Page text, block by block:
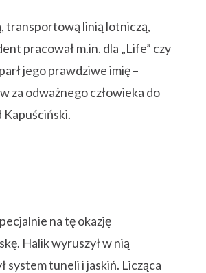
transportową linią lotniczą,
pracował m.in. dla „Life” czy
jego prawdziwe imię –
za odważnego człowieka do
Kapuściński.
na tę okazję
Halik wyruszył w nią
system tuneli i jaskiń. Licząca